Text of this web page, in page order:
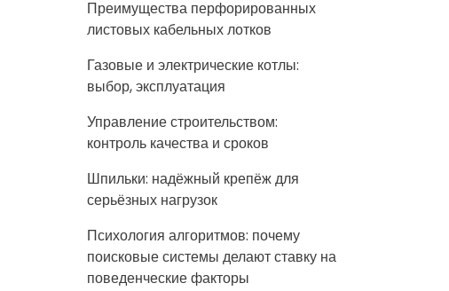
Преимущества перфорированных
листовых кабельных лотков
Газовые и электрические котлы:
выбор, эксплуатация
Управление строительством:
контроль качества и сроков
Шпильки: надёжный крепёж для
серьёзных нагрузок
Психология алгоритмов: почему
поисковые системы делают ставку на
поведенческие факторы